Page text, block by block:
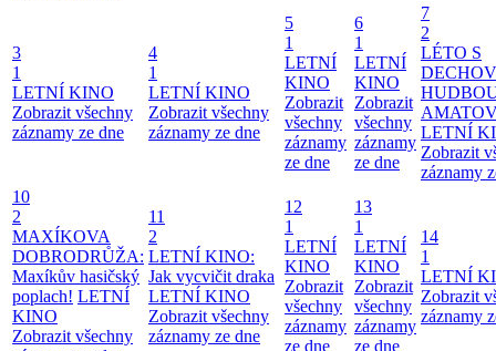
3
1
LETNÍ KINO
Zobrazit všechny
záznamy ze dne
4
1
LETNÍ KINO
Zobrazit všechny
záznamy ze dne
5
1
LETNÍ
KINO
Zobrazit
všechny
záznamy
ze dne
6
1
LETNÍ
KINO
Zobrazit
všechny
záznamy
ze dne
7
2
LÉTO S
LETNÍ
Zobrazit
záznamy
10
2
MAXÍKOVA
DOBRODRŮŽA:
Maxíkův hasičský
poplach! LETNÍ
KINO
Zobrazit všechny
11
2
LETNÍ KINO:
Jak vycvičit draka
LETNÍ KINO
Zobrazit všechny
záznamy ze dne
12
1
LETNÍ
KINO
Zobrazit
všechny
záznamy
ze dne
13
1
LETNÍ
KINO
Zobrazit
všechny
záznamy
ze dne
14
1
LETNÍ
Zobrazit
záznamy